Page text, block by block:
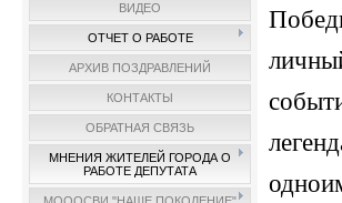
ВИДЕО
ОТЧЕТ О РАБОТЕ
АРХИВ ПОЗДРАВЛЕНИЙ
КОНТАКТЫ
ОБРАТНАЯ СВЯЗЬ
МНЕНИЯ ЖИТЕЛЕЙ ГОРОДА О
РАБОТЕ ДЕПУТАТА